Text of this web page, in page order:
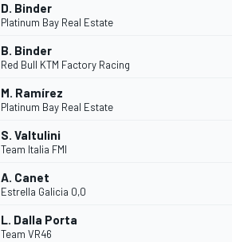
D. Binder
Platinum Bay Real Estate
B. Binder
Red Bull KTM Factory Racing
M. Ramírez
Platinum Bay Real Estate
S. Valtulini
Team Italia FMI
A. Canet
Estrella Galicia 0,0
L. Dalla Porta
Team VR46